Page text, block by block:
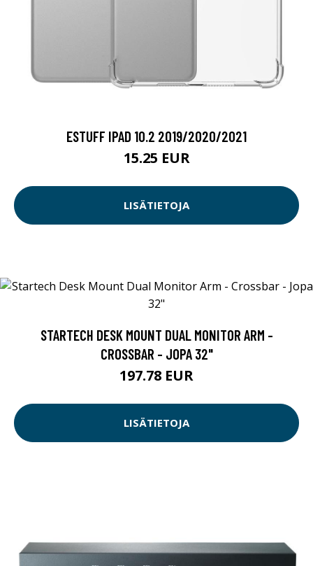
ESTUFF IPAD 10.2 2019/2020/2021
15.25 EUR
LISÄTIETOJA
STARTECH DESK MOUNT DUAL MONITOR ARM -
CROSSBAR - JOPA 32"
197.78 EUR
LISÄTIETOJA